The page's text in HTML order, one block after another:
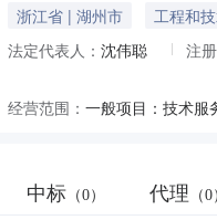
浙江省 | 湖州市 工程和
法定代表人： 沈伟聪 注
经营范围：
中标 （0） 代理 （0